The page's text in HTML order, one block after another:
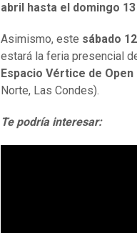
abril hasta el domingo
Asimismo, este sábado
estará la feria presencial
Espacio Vértice de Open
Norte, Las Condes).
Te podría interesar: